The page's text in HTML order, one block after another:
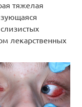
тяжелая
лекарственных